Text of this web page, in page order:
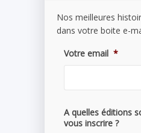
Nos meilleures
dans votre boite e-
Votre email *
A quelles éditions
vous inscrire ?